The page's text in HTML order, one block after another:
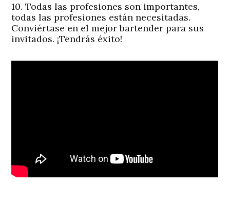
10. Todas las profesiones son importantes,
todas las profesiones están necesitadas.
Conviértase en el mejor bartender para sus
invitados. ¡Tendrás éxito!